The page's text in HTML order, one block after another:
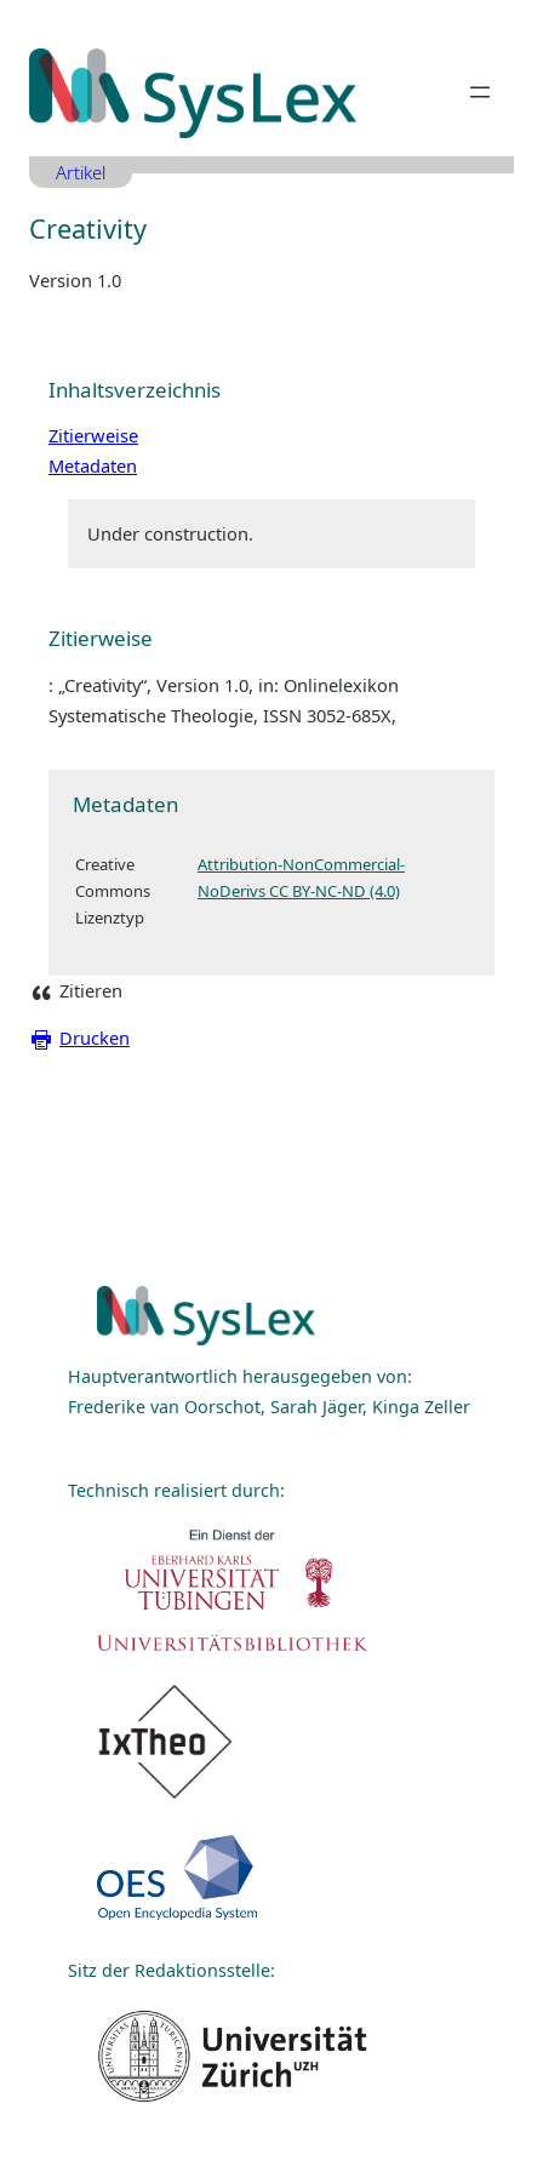
Inhalt
springen
Artikel
Creativity
Version 1.0
Inhaltsverzeichnis
Zitierweise
Metadaten
Under construction.
Zitierweise
: „Creativity“, Version 1.0, in: Onlinelexikon
Systematische Theologie, ISSN 3052-685X,
Metadaten
Creative
Commons
Lizenztyp
Attribution-NonCommercial-
NoDerivs CC BY-NC-ND (4.0)
Zitieren
Drucken
Hauptverantwortlich herausgegeben von:
Frederike van Oorschot, Sarah Jäger, Kinga Zeller
Technisch realisiert durch:
Sitz der Redaktionsstelle: